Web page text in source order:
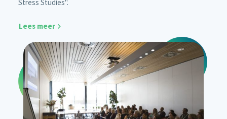
Stress Studies".
Lees meer